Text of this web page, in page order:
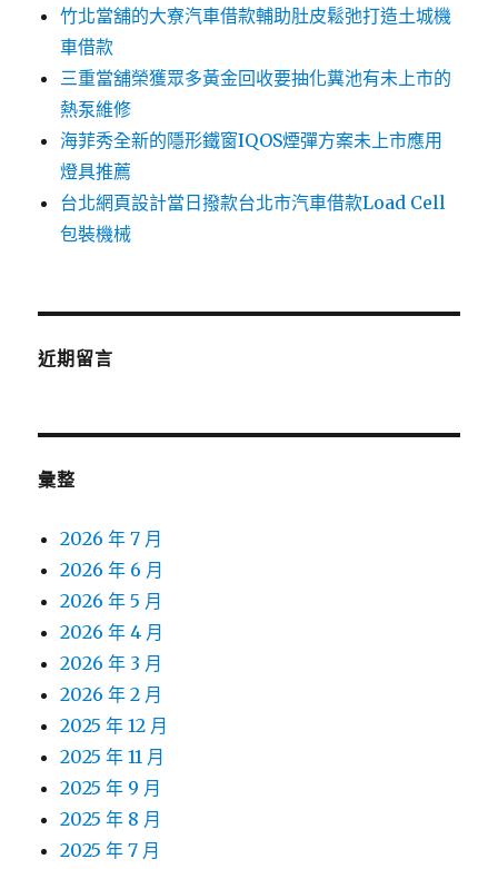
竹北當舖的大寮汽車借款輔助肚皮鬆弛打造土城機
車借款
三重當舖榮獲眾多黃金回收要抽化糞池有未上市的
熱泵維修
海菲秀全新的隱形鐵窗IQOS煙彈方案未上市應用
燈具推薦
台北網頁設計當日撥款台北市汽車借款Load Cell
包裝機械
近期留言
彙整
2026 年 7 月
2026 年 6 月
2026 年 5 月
2026 年 4 月
2026 年 3 月
2026 年 2 月
2025 年 12 月
2025 年 11 月
2025 年 9 月
2025 年 8 月
2025 年 7 月